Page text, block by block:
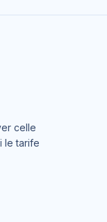
celle
le tarife